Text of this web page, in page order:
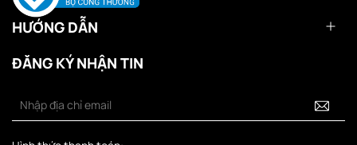
HƯỚNG DẪN
ĐĂNG KÝ NHẬN TIN